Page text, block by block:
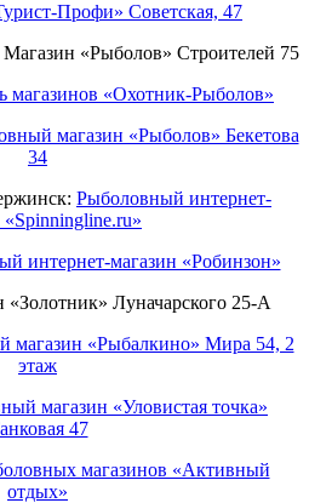
Профи» Советская, 47
«Рыболов» Строителей 75
магазинов «Охотник-Рыболов»
магазин «Рыболов» Бекетова
34
Рыболовный интернет-
«Spinningline.ru»
интернет-магазин «Робинзон»
Луначарского 25-А
магазин «Рыбалкино» Мира 54, 2
этаж
магазин «Уловистая точка»
47
магазинов «Активный
отдых»